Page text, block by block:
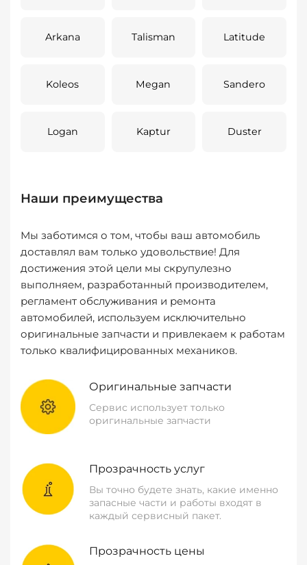
Arkana Talisman Latitude
Koleos Megan Sandero
Logan Kaptur Duster
Наши преимущества
Мы заботимся о том, чтобы ваш автомобиль
доставлял вам только удовольствие! Для
достижения этой цели мы скрупулезно
выполняем, разработанный производителем,
регламент обслуживания и ремонта
автомобилей, используем исключительно
оригинальные запчасти и привлекаем к работам
только квалифицированных механиков.
Оригинальные запчасти
Сервис использует только
оригинальные запчасти
Прозрачность услуг
Вы точно будете знать, какие именно
запасные части и работы входят в
каждый сервисный пакет.
Прозрачность цены